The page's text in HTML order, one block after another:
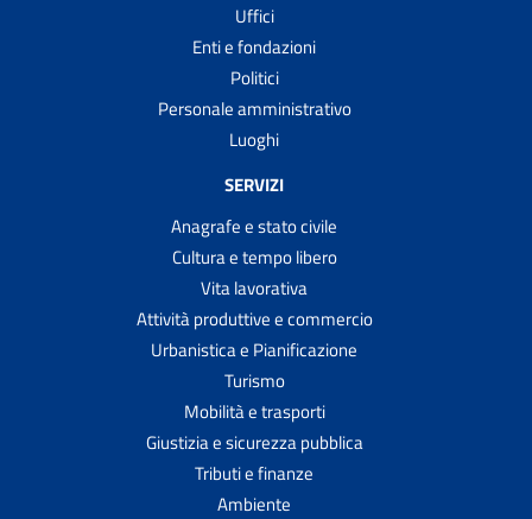
Uffici
Enti e fondazioni
Politici
Personale amministrativo
Luoghi
SERVIZI
Anagrafe e stato civile
Cultura e tempo libero
Vita lavorativa
Attività produttive e commercio
Urbanistica e Pianificazione
Turismo
Mobilità e trasporti
Giustizia e sicurezza pubblica
Tributi e finanze
Ambiente